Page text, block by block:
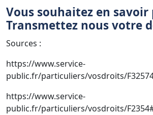
Vous souhaitez en savoir
Transmettez nous votre
Sources :
https://www.service-
public.fr/particuliers/vosdroits/
https://www.service-
public.fr/particuliers/vosdroits/